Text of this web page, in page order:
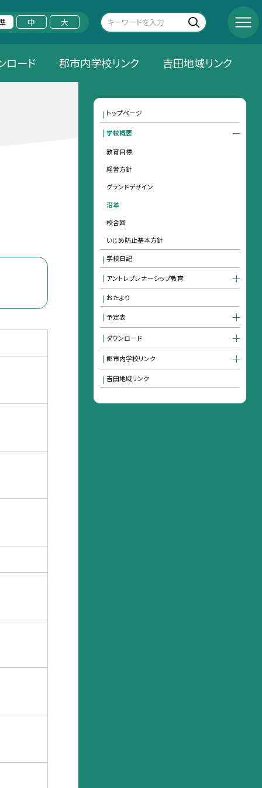
中 大
ロード 郡市内学校リンク 吉田地域リンク
トップページ
学校概要
教育目標
経営方針
グランドデザイン
沿革
校舎図
いじめ防止基本方針
学校日記
アントレプレナーシップ教育
おたより
予定表
ダウンロード
郡市内学校リンク
吉田地域リンク